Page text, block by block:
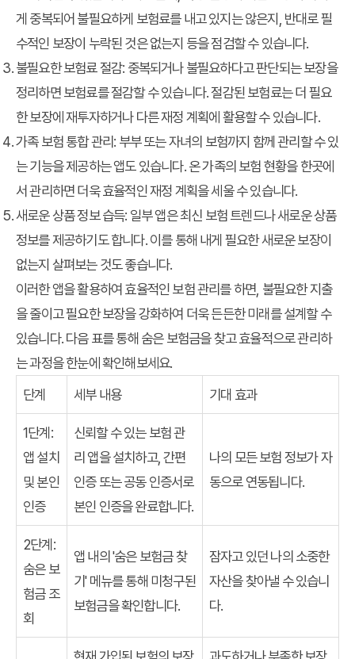
게 중복되어 불필요하게 보험료를 내고 있지는 않은지, 반대로 필
수적인 보장이 누락된 것은 없는지 등을 점검할 수 있습니다.
불필요한 보험료 절감: 중복되거나 불필요하다고 판단되는 보장을
정리하면 보험료를 절감할 수 있습니다. 절감된 보험료는 더 필요
한 보장에 재투자하거나 다른 재정 계획에 활용할 수 있습니다.
가족 보험 통합 관리: 부부 또는 자녀의 보험까지 함께 관리할 수 있
는 기능을 제공하는 앱도 있습니다. 온 가족의 보험 현황을 한곳에
서 관리하면 더욱 효율적인 재정 계획을 세울 수 있습니다.
새로운 상품 정보 습득: 일부 앱은 최신 보험 트렌드나 새로운 상품
정보를 제공하기도 합니다. 이를 통해 내게 필요한 새로운 보장이
없는지 살펴보는 것도 좋습니다.
이러한 앱을 활용하여 효율적인 보험 관리를 하면, 불필요한 지출
을 줄이고 필요한 보장을 강화하여 더욱 든든한 미래를 설계할 수
있습니다. 다음 표를 통해 숨은 보험금을 찾고 효율적으로 관리하
는 과정을 한눈에 확인해보세요.
단계
세부 내용 기대 효과
1단계:
앱 설치
및 본인
인증
신뢰할 수 있는 보험 관
리 앱을 설치하고, 간편
인증 또는 공동 인증서로
본인 인증을 완료합니다.
나의 모든 보험 정보가 자
동으로 연동됩니다.
2단계:
숨은 보
험금 조
회
앱 내의 '숨은 보험금 찾
기' 메뉴를 통해 미청구된
보험금을 확인합니다.
잠자고 있던 나의 소중한
자산을 찾아낼 수 있습니
다.